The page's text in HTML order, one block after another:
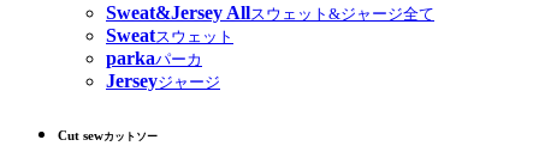
Sweat&Jersey Allスウェット&ジャージ全て
Sweatスウェット
parkaパーカ
Jerseyジャージ
Cut sewカットソー